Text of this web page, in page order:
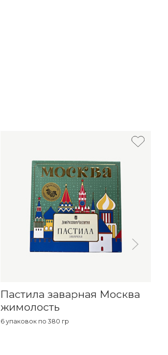
Пастила заварная Москва
жимолость
6 упаковок по 380 гр